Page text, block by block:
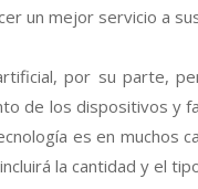
un mejor servicio a
por su parte,
de los dispositivos y
es en muchos
la cantidad y el